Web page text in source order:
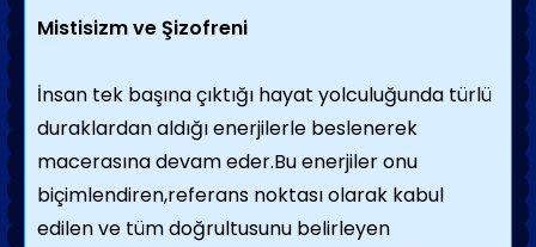
Mistisizm ve Şizofreni
İnsan tek başına çıktığı hayat yolculuğunda türlü
duraklardan aldığı enerjilerle beslenerek
macerasına devam eder.Bu enerjiler onu
biçimlendiren,referans noktası olarak kabul
edilen ve tüm doğrultusunu belirleyen